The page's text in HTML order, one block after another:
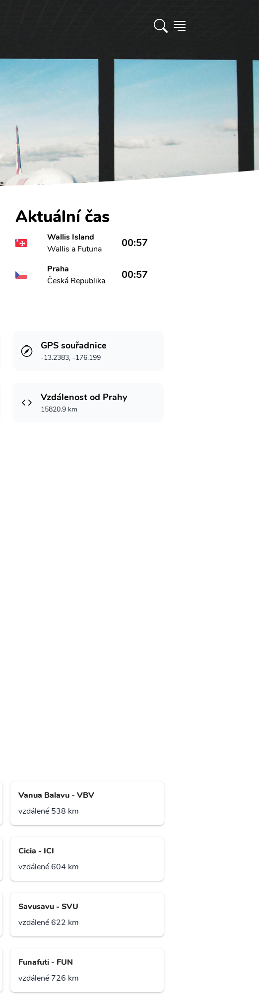
Aktuální čas
Wallis Island
Wallis a Futuna
00:57
Praha
Česká Republika
00:57
GPS souřadnice
-13.2383, -176.199
Vzdálenost od Prahy
15820.9 km
Vanua Balavu - VBV
vzdálené 538 km
Cicia - ICI
vzdálené 604 km
Savusavu - SVU
vzdálené 622 km
Funafuti - FUN
vzdálené 726 km